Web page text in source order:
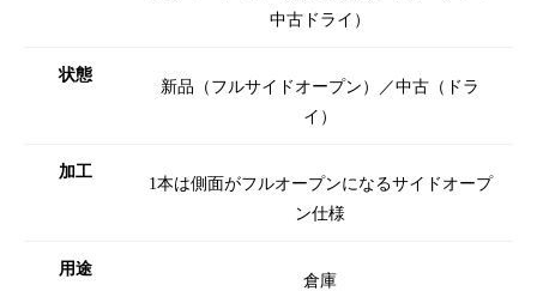
中古ドライ）
状態
新品（フルサイドオープン）／中古（ドラ
イ）
加工
1本は側面がフルオープンになるサイドオープ
ン仕様
用途
倉庫